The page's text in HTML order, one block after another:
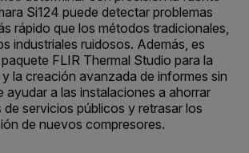
Si124 puede detectar problemas
rápido que los métodos tradicionales,
industriales ruidosos. Además, es
FLIR Thermal Studio para la
la creación avanzada de informes sin
ayudar a las instalaciones a ahorrar
servicios públicos y retrasar los
de nuevos compresores.